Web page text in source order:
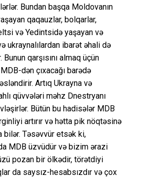
Bundan başqa Moldovanın
qaqauzlar, bolqarlar,
və Yedintsidə yaşayan və
ukraynalılardan ibarət əhali də
qarşısını almaq üçün
dən çıxacağı barədə
Artıq Ukrayna və
qüvvələri məhz Dnestryanı
Bütün bu hadisələr MDB
artırır və hətta pik nöqtəsinə
bilər. Təsəvvür etsək ki,
MDB üzvüdür və bizim ərazi
pozan bir ölkədir, törətdiyi
da saysız-hesabsızdır və çox